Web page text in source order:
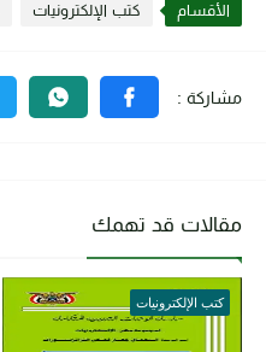
الأقسام كتب الإلكترونيات
مقالات قد تهمك
كتب الإلكترونيات